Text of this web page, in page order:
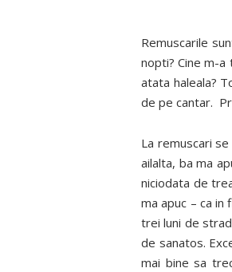
Remuscarile
nopti? Cine m-a
atata haleala?
de pe cantar.
La remuscari
ailalta, ba ma
niciodata de
ma apuc – ca
trei luni de
de sanatos.
mai bine sa